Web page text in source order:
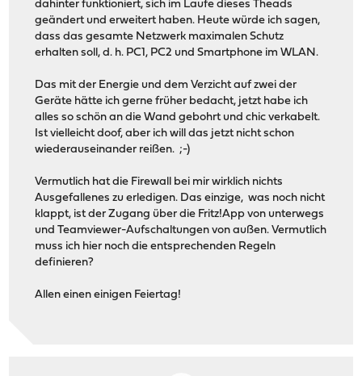
dahinter funktioniert, sich im Laufe dieses Theads
geändert und erweitert haben. Heute würde ich sagen,
dass das gesamte Netzwerk maximalen Schutz
erhalten soll, d. h. PC1, PC2 und Smartphone im WLAN.
Das mit der Energie und dem Verzicht auf zwei der
Geräte hätte ich gerne früher bedacht, jetzt habe ich
alles so schön an die Wand gebohrt und chic verkabelt.
Ist vielleicht doof, aber ich will das jetzt nicht schon
wiederauseinander reißen. ;-)
Vermutlich hat die Firewall bei mir wirklich nichts
Ausgefallenes zu erledigen. Das einzige, was noch nicht
klappt, ist der Zugang über die Fritz!App von unterwegs
und Teamviewer-Aufschaltungen von außen. Vermutlich
muss ich hier noch die entsprechenden Regeln
definieren?
Allen einen einigen Feiertag!